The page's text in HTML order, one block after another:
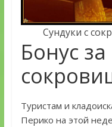
Сундуки с
Бонус
Туристам и
Перико на этой